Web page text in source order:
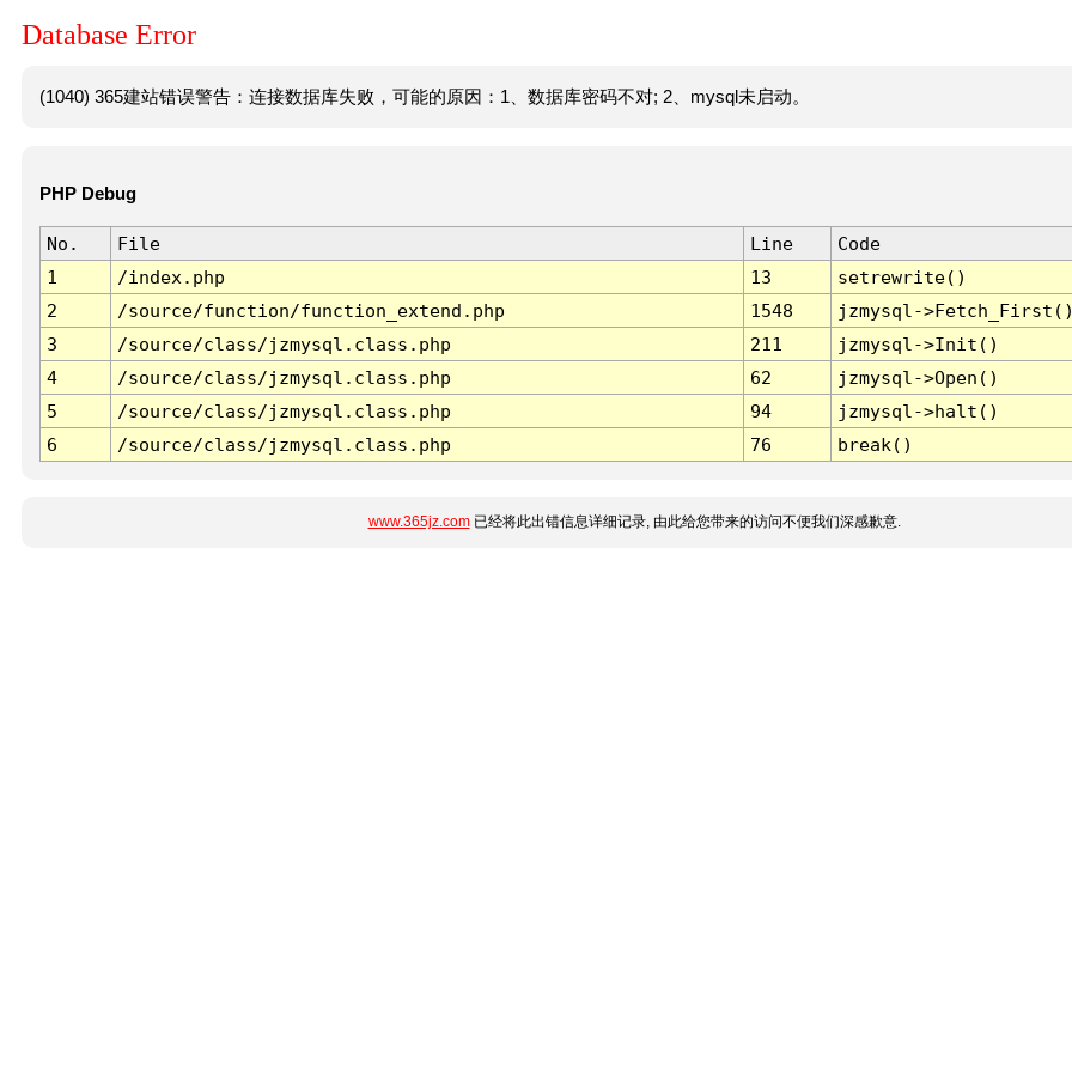
Database Error
(1040) 365建站错误警告：连接数据库失败，可能的原因：1、数据库密码不对; 2、mysql未启动。
PHP Debug
No. File Line
Code
1
/index.php 13
setrewrite()
2
/source/function/function_extend.php 1548
jzmysql-
3
/source/class/jzmysql.class.php 211
jzmysql->Init()
4
/source/class/jzmysql.class.php 62
jzmysql->Open()
5
/source/class/jzmysql.class.php 94
jzmysql->halt()
6
/source/class/jzmysql.class.php 76 break()
www.365jz.com已经将此出错信息详细记录, 由此给您带来的访问不便我们深感歉意.